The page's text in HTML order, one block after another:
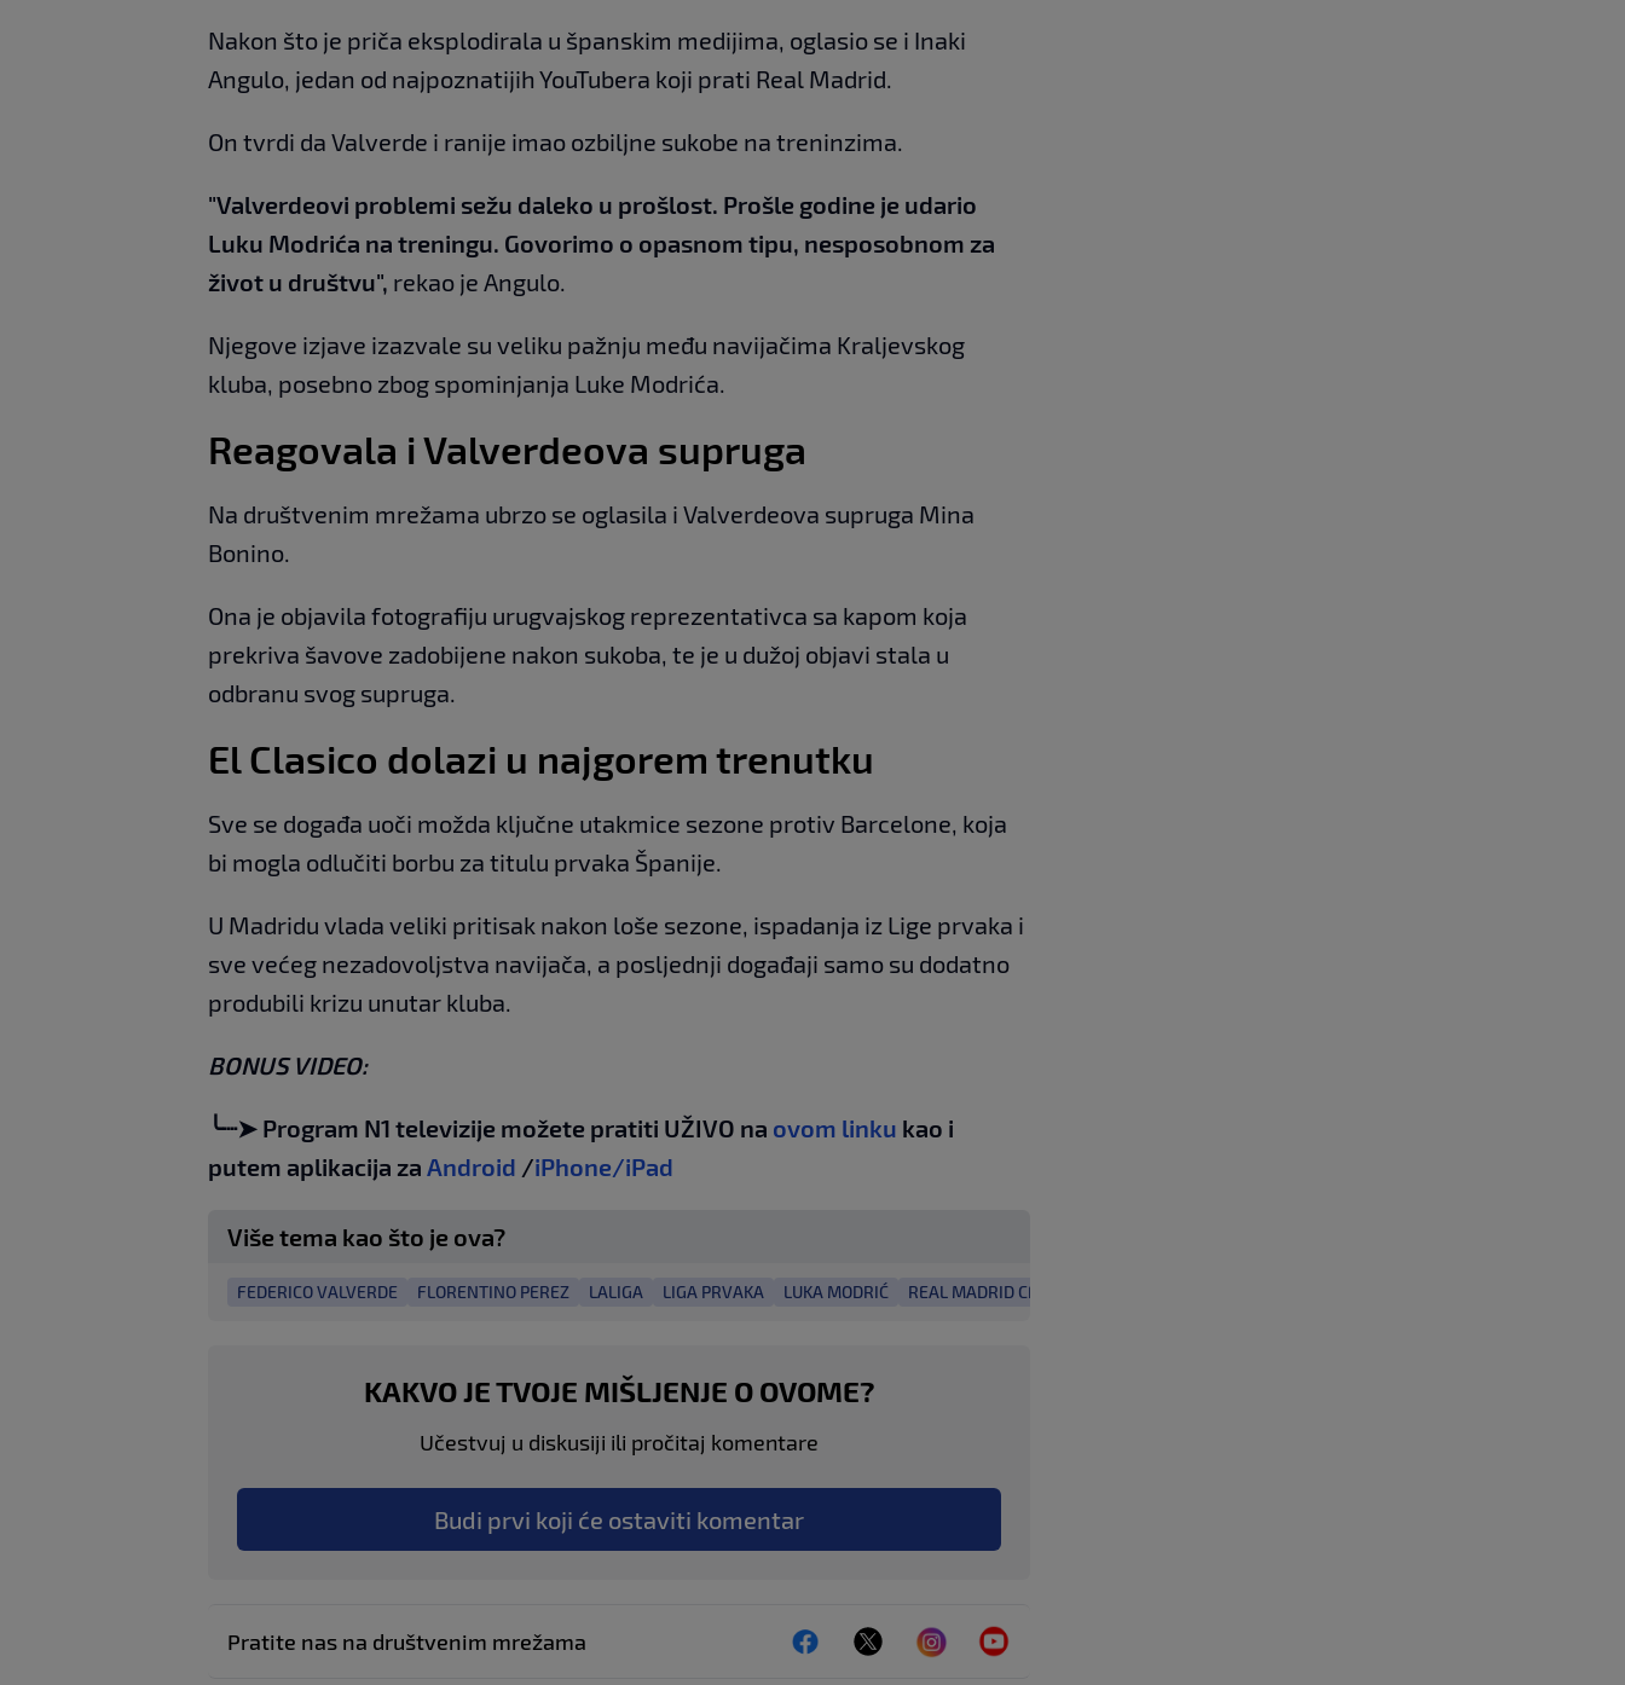
Nakon što je priča eksplodirala u španskim medijima, oglasio se i Inaki
Angulo, jedan od najpoznatijih YouTubera koji prati Real Madrid.
On tvrdi da Valverde i ranije imao ozbiljne sukobe na treninzima.
"Valverdeovi problemi sežu daleko u prošlost. Prošle godine je udario
Luku Modrića na treningu. Govorimo o opasnom tipu, nesposobnom za
život u društvu", rekao je Angulo.
Njegove izjave izazvale su veliku pažnju među navijačima Kraljevskog
kluba, posebno zbog spominjanja Luke Modrića.
Reagovala i Valverdeova supruga
Na društvenim mrežama ubrzo se oglasila i Valverdeova supruga Mina
Bonino.
Ona je objavila fotografiju urugvajskog reprezentativca sa kapom koja
prekriva šavove zadobijene nakon sukoba, te je u dužoj objavi stala u
odbranu svog supruga.
El Clasico dolazi u najgorem trenutku
Sve se događa uoči možda ključne utakmice sezone protiv Barcelone, koja
bi mogla odlučiti borbu za titulu prvaka Španije.
U Madridu vlada veliki pritisak nakon loše sezone, ispadanja iz Lige prvaka i
sve većeg nezadovoljstva navijača, a posljednji događaji samo su dodatno
produbili krizu unutar kluba.
BONUS VIDEO:
╰┈➤ Program N1 televizije možete pratiti UŽIVO na ovom linku kao i
putem aplikacija za Android /iPhone/iPad
Više tema kao što je ova?
FEDERICO VALVERDE FLORENTINO PEREZ LALIGA LIGA PRVAKA LUKA MODRIĆ REAL MADRID CF
KAKVO JE TVOJE MIŠLJENJE O OVOME?
Učestvuj u diskusiji ili pročitaj komentare
Budi prvi koji će ostaviti komentar
Pratite nas na društvenim mrežama